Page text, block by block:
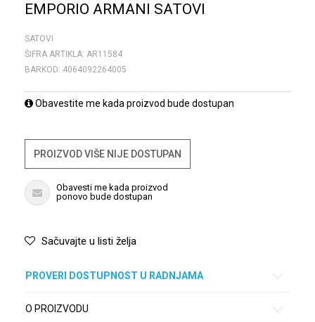
EMPORIO ARMANI SATOVI
SATOVI
ŠIFRA ARTIKLA: AR11584
BARKOD: 4064092264005
Obavestite me kada proizvod bude dostupan
PROIZVOD VIŠE NIJE DOSTUPAN
Obavesti me kada proizvod
ponovo bude dostupan
Sačuvajte u listi želja
PROVERI DOSTUPNOST U RADNJAMA
O PROIZVODU